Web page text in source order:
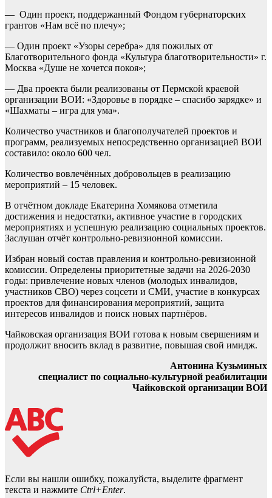
— Один проект, поддержанный Фондом губернаторских
грантов «Нам всё по плечу»;
— Один проект «Узоры серебра» для пожилых от
Благотворительного фонда «Культура благотворительности» г.
Москва «Душе не хочется покоя»;
— Два проекта были реализованы от Пермской краевой
организации ВОИ: «Здоровье в порядке – спасибо зарядке» и
«Шахматы – игра для ума».
Количество участников и благополучателей проектов и
программ, реализуемых непосредственно организацией ВОИ
составило: около 600 чел.
Количество вовлечённых добровольцев в реализацию
мероприятий – 15 человек.
В отчётном докладе Екатерина Хомякова отметила
достижения и недостатки, активное участие в городских
мероприятиях и успешную реализацию социальных проектов.
Заслушан отчёт контрольно-ревизионной комиссии.
Избран новый состав правления и контрольно-ревизионной
комиссии. Определены приоритетные задачи на 2026-2030
годы: привлечение новых членов (молодых инвалидов,
участников СВО) через соцсети и СМИ, участие в конкурсах
проектов для финансирования мероприятий, защита
интересов инвалидов и поиск новых партнёров.
Чайковская организация ВОИ готова к новым свершениям и
продолжит вносить вклад в развитие, повышая свой имидж.
Антонина Кузьминых
специалист по социально-культурной реабилитации
Чайковской организации ВОИ
Если вы нашли ошибку, пожалуйста, выделите фрагмент
текста и нажмите Ctrl+Enter.